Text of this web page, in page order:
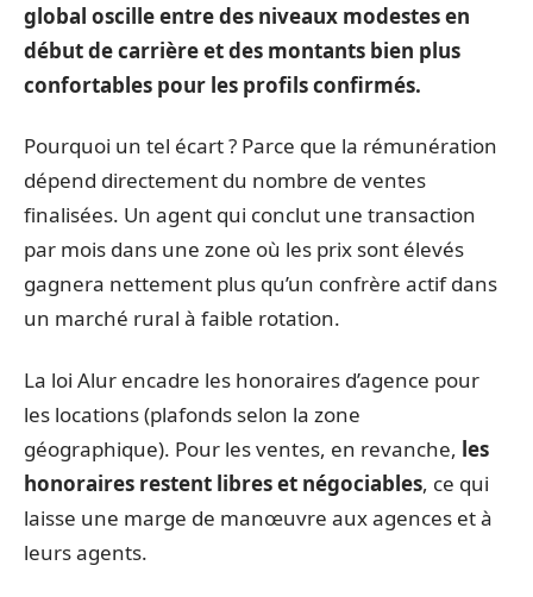
global oscille entre des niveaux modestes en
début de carrière et des montants bien plus
confortables pour les profils confirmés.
Pourquoi un tel écart ? Parce que la rémunération
dépend directement du nombre de ventes
finalisées. Un agent qui conclut une transaction
par mois dans une zone où les prix sont élevés
gagnera nettement plus qu’un confrère actif dans
un marché rural à faible rotation.
La loi Alur encadre les honoraires d’agence pour
les locations (plafonds selon la zone
géographique). Pour les ventes, en revanche, les
honoraires restent libres et négociables, ce qui
laisse une marge de manœuvre aux agences et à
leurs agents.